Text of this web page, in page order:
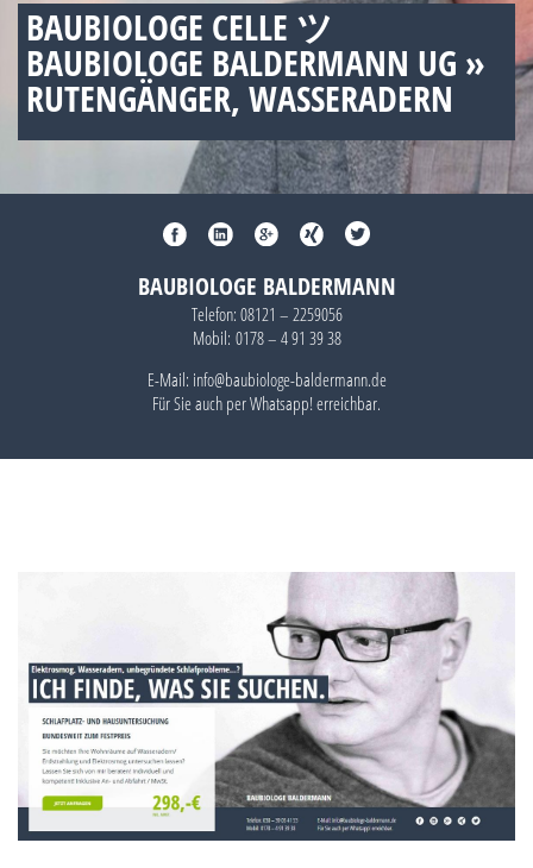
BAUBIOLOGE CELLE ツ
BAUBIOLOGE BALDERMANN UG »
RUTENGÄNGER, WASSERADERN
BAUBIOLOGE BALDERMANN
Telefon: 08121 – 2259056
Mobil: 0178 – 4 91 39 38
E-Mail: info@baubiologe-baldermann.de
Für Sie auch perWhatsapp!erreichbar.